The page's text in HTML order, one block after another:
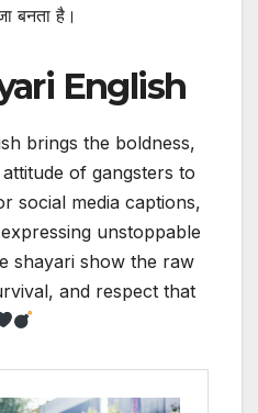
बनता है।
English
brings the boldness,
of gangsters to
social media captions,
unstoppable
shayari show the raw
and respect that